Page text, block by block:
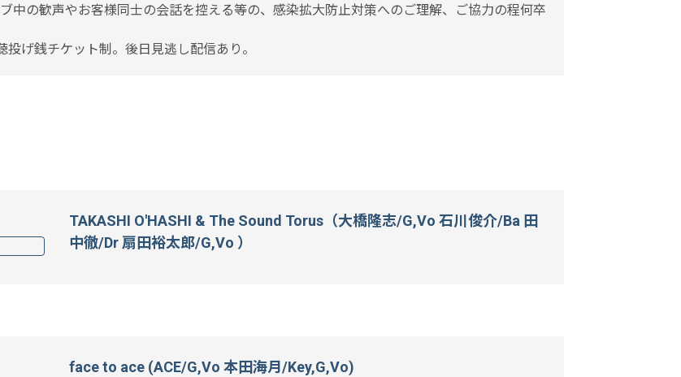
中の歓声やお客様同士の会話を控える等の、感染拡大防止対策へのご理解、ご協力の程何卒
げ銭チケット制。後日見逃し配信あり。
TAKASHI O'HASHI & The Sound Torus（大橋隆志/G,Vo 石川俊介/Ba 田
中徹/Dr 扇田裕太郎/G,Vo ）
face to ace (ACE/G,Vo 本田海月/Key,G,Vo)